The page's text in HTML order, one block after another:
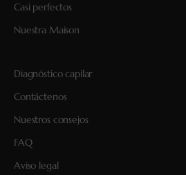
Casi perfectos
Nuestra Maison
Diagnóstico capilar
Contáctenos
Nuestros consejos
FAQ
Aviso legal